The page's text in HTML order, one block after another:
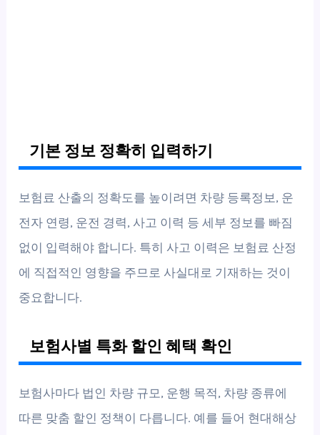
기본 정보 정확히 입력하기
보험료 산출의 정확도를 높이려면 차량 등록정보, 운
전자 연령, 운전 경력, 사고 이력 등 세부 정보를 빠짐
없이 입력해야 합니다. 특히 사고 이력은 보험료 산정
에 직접적인 영향을 주므로 사실대로 기재하는 것이
중요합니다.
보험사별 특화 할인 혜택 확인
보험사마다 법인 차량 규모, 운행 목적, 차량 종류에
따른 맞춤 할인 정책이 다릅니다. 예를 들어 현대해상